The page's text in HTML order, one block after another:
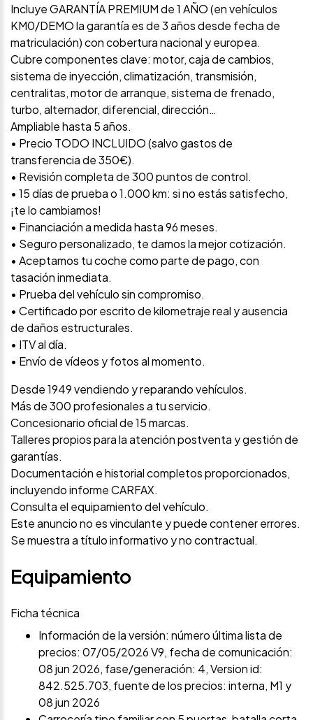
Incluye GARANTÍA PREMIUM de 1 AÑO (en vehículos
KM0/DEMO la garantía es de 3 años desde fecha de
matriculación) con cobertura nacional y europea.
Cubre componentes clave: motor, caja de cambios,
sistema de inyección, climatización, transmisión,
centralitas, motor de arranque, sistema de frenado,
turbo, alternador, diferencial, dirección…
Ampliable hasta 5 años.
• Precio TODO INCLUIDO (salvo gastos de
transferencia de 350€).
• Revisión completa de 300 puntos de control.
• 15 días de prueba o 1.000 km: si no estás satisfecho,
¡te lo cambiamos!
• Financiación a medida hasta 96 meses.
• Seguro personalizado, te damos la mejor cotización.
• Aceptamos tu coche como parte de pago, con
tasación inmediata.
• Prueba del vehículo sin compromiso.
• Certificado por escrito de kilometraje real y ausencia
de daños estructurales.
• ITV al día.
• Envío de vídeos y fotos al momento.
Desde 1949 vendiendo y reparando vehículos.
Más de 300 profesionales a tu servicio.
Concesionario oficial de 15 marcas.
Talleres propios para la atención postventa y gestión de
garantías.
Documentación e historial completos proporcionados,
incluyendo informe CARFAX.
Consulta el equipamiento del vehículo.
Este anuncio no es vinculante y puede contener errores.
Se muestra a título informativo y no contractual.
Equipamiento
Ficha técnica
Información de la versión: número última lista de
precios: 07/05/2026 V9, fecha de comunicación:
08 jun 2026, fase/generación: 4, Version id:
842.525.703, fuente de los precios: interna, M1 y
08 jun 2026